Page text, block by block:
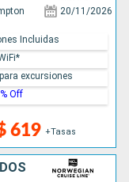
20/11/2026
619 +Tasas
Incluidas
excursiones
Off